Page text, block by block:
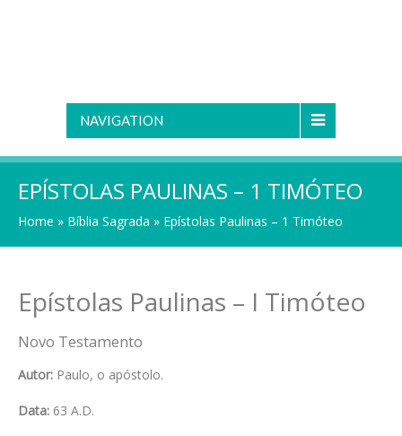
NAVIGATION
EPÍSTOLAS PAULINAS – 1 TIMÓTEO
Home » Bíblia Sagrada » Epístolas Paulinas – 1 Timóteo
Epístolas Paulinas – I Timóteo
Novo Testamento
Autor: Paulo, o apóstolo.
Data: 63 A.D.